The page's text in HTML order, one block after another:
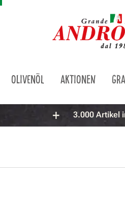
OLIVENÖL AKTIONEN
3.000 Artikel